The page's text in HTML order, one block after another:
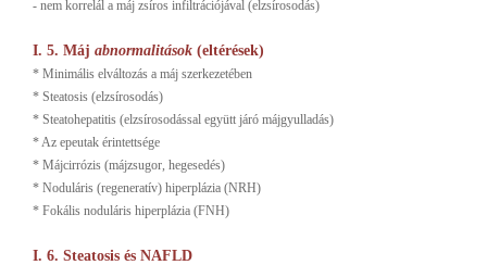
- nem korrelál a máj zsíros infiltrációjával (elzsírosodás)
I. 5. Máj abnormalitások (eltérések)
* Minimális elváltozás a máj szerkezetében
* Steatosis (elzsírosodás)
* Steatohepatitis (elzsírosodással együtt járó májgyulladás)
* Az epeutak érintettsége
* Májcirrózis (májzsugor, hegesedés)
* Noduláris (regeneratív) hiperplázia (NRH)
* Fokális noduláris hiperplázia (FNH)
I. 6. Steatosis és NAFLD